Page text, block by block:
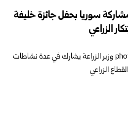
سوريا بحفل جائزة خليفة
الزراعي